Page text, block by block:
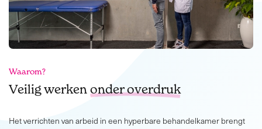
Waarom?
Veilig werken onder overdruk
Het verrichten van arbeid in een hyperbare behandelkamer brengt